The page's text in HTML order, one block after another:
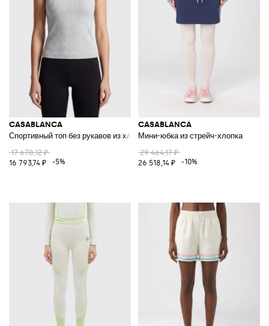
CASABLANCA
Спортивный топ без рукавов из хлопка с вышитым логотипом
17 678,12 ₽
16 793,74 ₽
-5%
CASABLANCA
Мини-юбка из стрейч-хлопка
29 464,17 ₽
26 518,14 ₽
-10%